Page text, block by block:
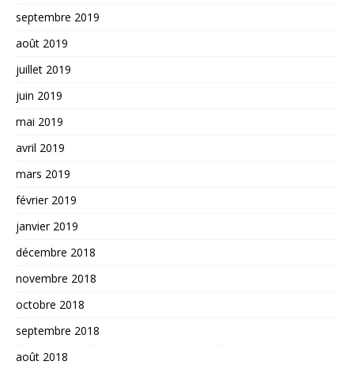
septembre 2019
août 2019
juillet 2019
juin 2019
mai 2019
avril 2019
mars 2019
février 2019
janvier 2019
décembre 2018
novembre 2018
octobre 2018
septembre 2018
août 2018